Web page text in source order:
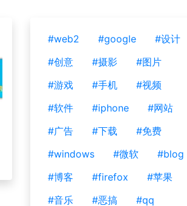
#web2 #google
#设计
#创意
#摄影
#图片
#游戏
#手机
#视频
#软件
#iphone
#网站
#广告
#下载
#免费
#windows
#微软
#blog
#博客
#firefox
#苹果
#音乐
#恶搞
#qq